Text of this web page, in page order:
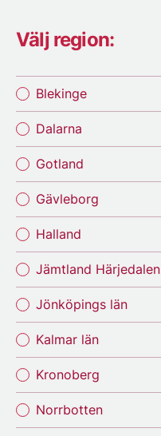
Välj region:
Blekinge
Dalarna
Gotland
Gävleborg
Halland
Jämtland Härjedalen
Jönköpings län
Kalmar län
Kronoberg
Norrbotten